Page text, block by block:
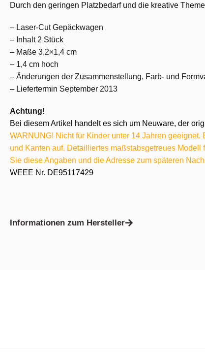
Durch den geringen Platzbedarf und die kreative
– Laser-Cut Gepäckwagen
– Inhalt 2 Stück
– Maße 3,2×1,4 cm
– 1,4 cm hoch
– Änderungen der Zusammenstellung, Farb- und
– Liefertermin September 2013
Achtung!
Bei diesem Artikel handelt es sich um Neuware, der
WARNUNG! Nicht für Kinder unter 14 Jahren
und Kanten auf. Detailliertes maßstabsgetreues
Sie diese Angaben und die Adresse zum späteren
WEEE Nr. DE95117429
Informationen zum Hersteller